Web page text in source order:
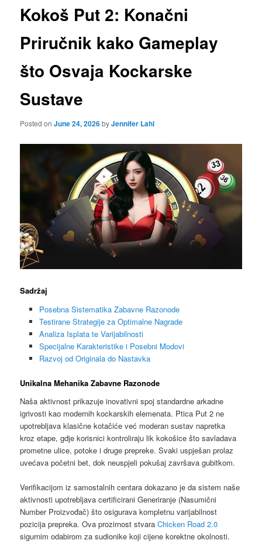
Kokoš Put 2: Konačni
Priručnik kako Gameplay
što Osvaja Kockarske
Sustave
Posted onJune 24, 2026byJennifer Lahl
Sadržaj
Posebna Sistematika Zabavne Razonode
Testirane Strategije za Optimalne Nagrade
Analiza Isplata te Varijabilnosti
Specijalne Karakteristike i Posebni Modovi
Razvoj od Originala do Nastavka
Unikalna Mehanika Zabavne Razonode
Naša aktivnost prikazuje inovativni spoj standardne arkadne
igrivosti kao modernih kockarskih elemenata. Ptica Put 2 ne
upotrebljava klasične kotačiće već moderan sustav napretka
kroz etape, gdje korisnici kontroliraju lik kokošice što savladava
prometne ulice, potoke i druge prepreke. Svaki uspješan prolaz
uvećava početni bet, dok neuspjeli pokušaj završava gubitkom.
Verifikacijom iz samostalnih centara dokazano je da sistem naše
aktivnosti upotrebljava certificirani Generiranje (Nasumični
Number Proizvođač) što osigurava kompletnu varijabilnost
pozicija prepreka. Ova prozirnost stvaraChicken Road 2.0
sigurnim odabirom za sudionike koji cijene korektne okolnosti.